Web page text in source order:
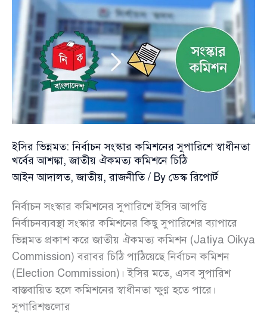
বিরত
রাখার
বিধানের
বিরোধিতা
নির্বাচন
কমিশনের
ইসির ভিন্নমত: নির্বাচন সংস্কার কমিশনের সুপারিশে স্বাধীনতা
খর্বের আশঙ্কা, জাতীয় ঐকমত্য কমিশনে চিঠি
আইন আদালত,জাতীয়,রাজনীতি/ By ডেস্ক রিপোর্ট
নির্বাচন সংস্কার কমিশনের সুপারিশে ইসির আপত্তি
নির্বাচনব্যবস্থা সংস্কার কমিশনের কিছু সুপারিশের ব্যাপারে
ভিন্নমত প্রকাশ করে জাতীয় ঐকমত্য কমিশন (Jatiya Oikya
Commission) বরাবর চিঠি পাঠিয়েছে নির্বাচন কমিশন
(Election Commission)। ইসির মতে, এসব সুপারিশ
বাস্তবায়িত হলে কমিশনের স্বাধীনতা ক্ষুণ্ণ হতে পারে।
সুপারিশগুলোর